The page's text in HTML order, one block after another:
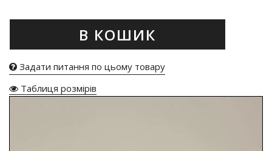
В КОШИК
Задати питання по цьому товару
Таблиця розмірів